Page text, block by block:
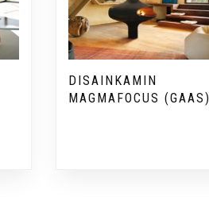
DISAINKAMIN
MAGMAFOCUS (GAAS)